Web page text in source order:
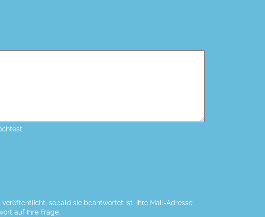
sobald sie beantwortet ist. Ihre Mail-Adresse
auf Ihre Frage.